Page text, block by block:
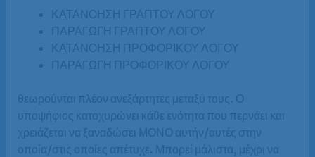
ΚΑΤΑΝΟΗΣΗ ΓΡΑΠΤΟΥ ΛΟΓΟΥ
ΠΑΡΑΓΩΓΗ ΓΡΑΠΤΟΥ ΛΟΓΟΥ
ΚΑΤΑΝΟΗΣΗ ΠΡΟΦΟΡΙΚΟΥ ΛΟΓΟΥ
ΠΑΡΑΓΩΓΗ ΠΡΟΦΟΡΙΚΟΥ ΛΟΓΟΥ
θεωρούνται πλέον ανεξάρτητες μεταξύ τους. Ο
υποψήφιος κατοχυρώνει κάθε ενότητα που περνάει και
χρειάζεται να ξαναδώσει ΜΟΝΟ αυτήν/αυτές στην
οποία/στις οποίες απέτυχε. Μπορεί μάλιστα, μέχρι να